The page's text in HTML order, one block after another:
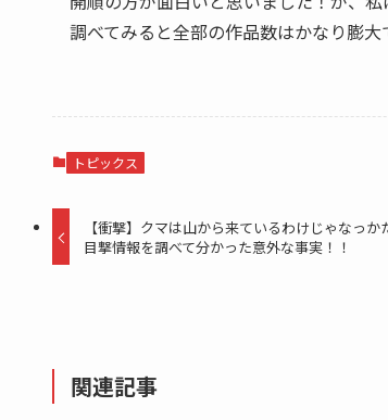
調べてみると全部の作品数はかなり膨
トピックス
【衝撃】クマは山から来ているわけじゃなっか
目撃情報を調べて分かった意外な事実！！
関連記事